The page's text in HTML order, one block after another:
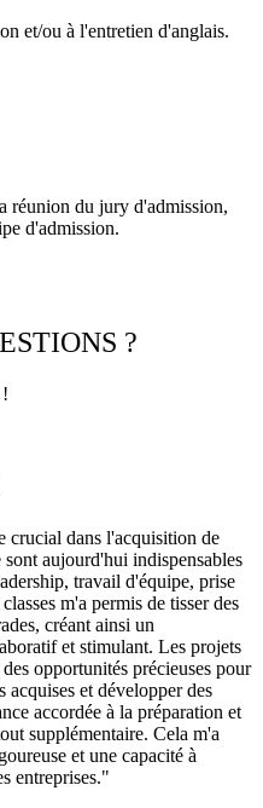
et/ou à l'entretien d'anglais.
réunion du jury d'admission,
d'admission.
?
dans l'acquisition de
aujourd'hui indispensables
travail d'équipe, prise
m'a permis de tisser des
créant ainsi un
et stimulant. Les projets
opportunités précieuses pour
acquises et développer des
accordée à la préparation et
supplémentaire. Cela m'a
et une capacité à
entreprises."